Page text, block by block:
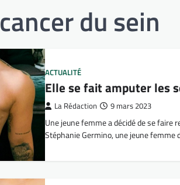
cancer du sein
ACTUALITÉ
Elle se fait amputer les
La Rédaction 9 mars 2023
Une jeune femme a décidé de se faire
Stéphanie Germino, une jeune femme